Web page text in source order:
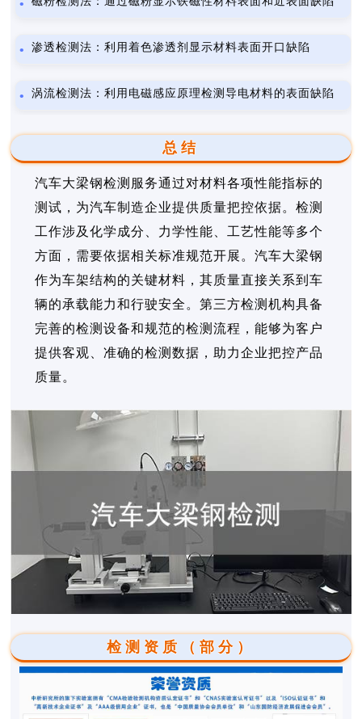
渗透检测法：利用着色渗透剂显示材料表面开口缺陷
涡流检测法：利用电磁感应原理检测导电材料的表面缺陷
总结
汽车大梁钢检测服务通过对材料各项性能指标的
测试，为汽车制造企业提供质量把控依据。检测
工作涉及化学成分、力学性能、工艺性能等多个
方面，需要依据相关标准规范开展。汽车大梁钢
作为车架结构的关键材料，其质量直接关系到车
辆的承载能力和行驶安全。第三方检测机构具备
完善的检测设备和规范的检测流程，能够为客户
提供客观、准确的检测数据，助力企业把控产品
质量。
检测资质（部分）